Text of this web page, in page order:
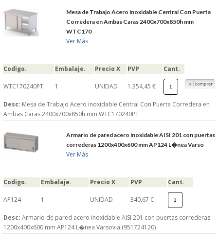
Mesa de Trabajo Acero inoxidable Central Con Puerta
Corredera en Ambas Caras 2400x700x850h mm
WTC170
Ver Más
Codigo. Embalaje. Precio X PVP Cant.
WTC170240PT 1 UNIDAD 1.354,45 €
Desc: Mesa de Trabajo Acero inoxidable Central Con Puerta Corredera en
Ambas Caras 2400x700x850h mm WTC170240PT
Armario de pared acero inoxidable AISI 201 con puertas
correderas 1200x400x600 mm AP124 L�nea Varso
Ver Más
Codigo. Embalaje. Precio X PVP Cant.
AP124 1 UNIDAD 340,67 €
Desc: Armario de pared acero inoxidable AISI 201 con puertas correderas
1200x400x600 mm AP124 L�nea Varsovia (951724120)